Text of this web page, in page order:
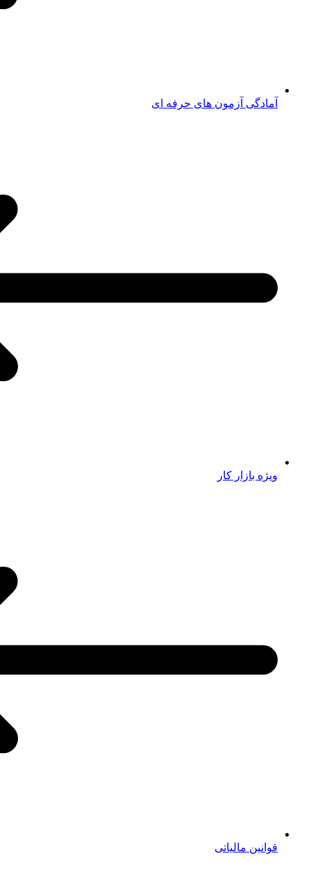
آمادگی آزمون های حرفه ای
ویژه بازار کار
قوانین مالیاتی